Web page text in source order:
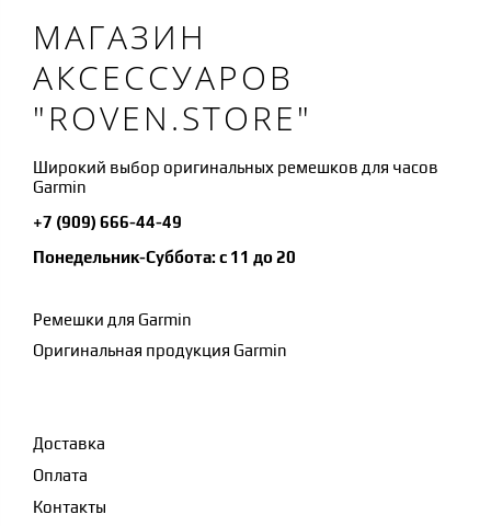
МАГАЗИН
АКСЕССУАРОВ
"ROVEN.STORE"
Широкий выбор оригинальных ремешков для часов
Garmin
+7 (909) 666-44-49
Понедельник-Суббота: с 11 до 20
Ремешки для Garmin
Оригинальная продукция Garmin
Доставка
Оплата
Контакты